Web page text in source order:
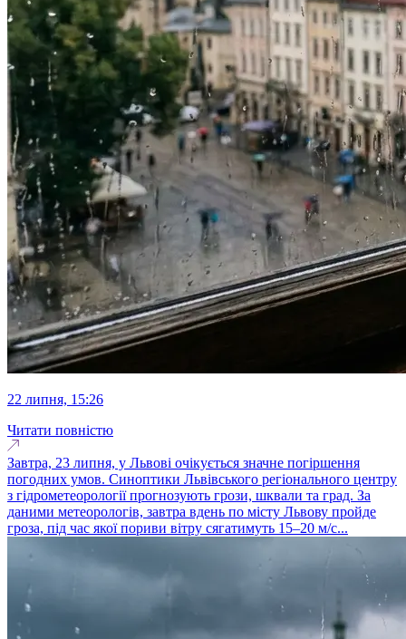
22 липня, 15:26
Читати повністю
Завтра, 23 липня, у Львові очікується значне погіршення
погодних умов. Синоптики Львівського регіонального центру
з гідрометеорології прогнозують грози, шквали та град. За
даними метеорологів, завтра вдень по місту Львову пройде
гроза, під час якої пориви вітру сягатимуть 15–20 м/с...